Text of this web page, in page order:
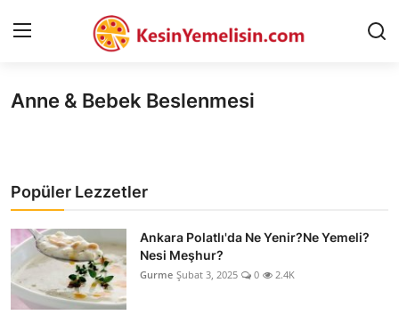
AnaSayfa
Rüya Tabirleri
Diyet & Sağlıklı Beslenme
İletişim
Şehirler
Anne & Bebek Beslenmesi
Popüler Lezzetler
Ankara Polatlı'da Ne Yenir?Ne Yemeli?
Nesi Meşhur?
Gurme Şubat 3, 2025 0 2.4K